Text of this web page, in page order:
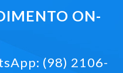
ON-
(98) 2106-